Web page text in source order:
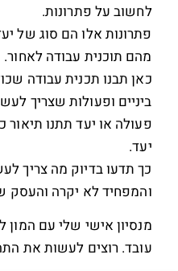
לחשוב על פתרונות.
פתרונות אלו הם סוג של
מהם תוכנית עבודה לאחור.
כאן תבנו תכנית עבודה
ביניים ופעולות שצריך
פעולה או יעד תתנו תיאור
יעד.
כך תדעו בדיוק מה צריך
והמפחיד לא יקרה והעסק
מנסיון אישי שלי עם המון
עובד. רוצים לעשות את